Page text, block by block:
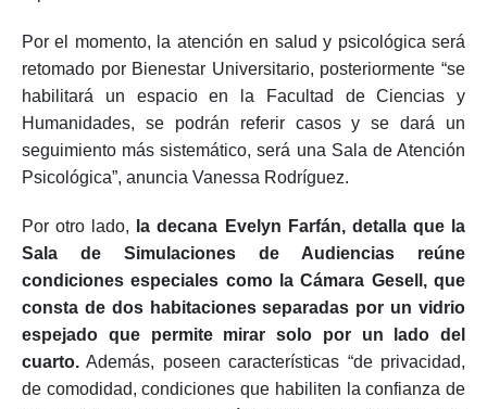
Por el momento, la atención en salud y psicológica será
retomado por Bienestar Universitario, posteriormente “se
habilitará un espacio en la Facultad de Ciencias y
Humanidades, se podrán referir casos y se dará un
seguimiento más sistemático, será una Sala de Atención
Psicológica”, anuncia Vanessa Rodríguez.
Por otro lado,
la decana Evelyn Farfán, detalla que la
Sala de Simulaciones de Audiencias reúne
condiciones especiales como la Cámara Gesell, que
consta de dos habitaciones separadas por un vidrio
espejado que permite mirar solo por un lado del
cuarto. Además, poseen características “de privacidad,
de comodidad, condiciones que habiliten la confianza de